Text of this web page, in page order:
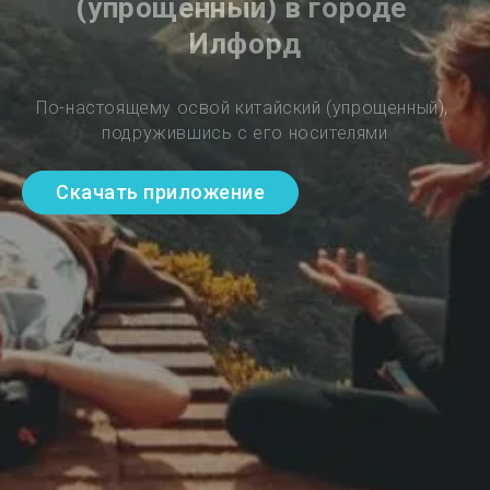
(упрощенный) в городе
Илфорд
По-настоящему освой китайский (упрощенный),
подружившись с его носителями
Скачать приложение